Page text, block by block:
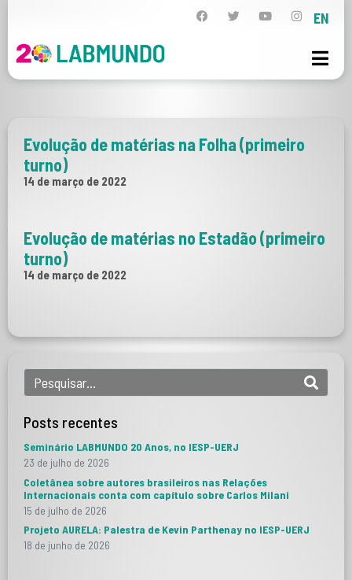
EN
Evolução de matérias na Folha (primeiro
turno)
14 de março de 2022
Evolução de matérias no Estadão (primeiro
turno)
14 de março de 2022
Posts recentes
Seminário LABMUNDO 20 Anos, no IESP-UERJ
23 de julho de 2026
Coletânea sobre autores brasileiros nas Relações
Internacionais conta com capítulo sobre Carlos Milani
15 de julho de 2026
Projeto AURELA: Palestra de Kevin Parthenay no IESP-UERJ
18 de junho de 2026